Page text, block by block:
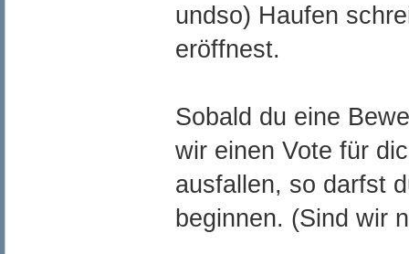
undso) Haufen
eröffnest.
Sobald du eine
wir einen Vote für
ausfallen, so darfst
beginnen. (Sind wir